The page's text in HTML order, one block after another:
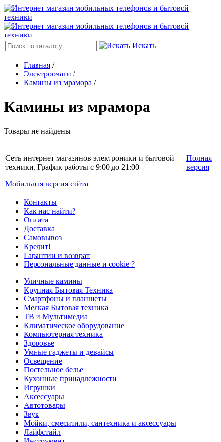
Искать
Главная /
Электроочаги /
Камины из мрамора /
Камины из мрамора
Товары не найдены
Сеть интернет магазинов электроники и бытовой
техники. График работы с 9:00 до 21:00
Мобильная версия сайта
Полная
версия
Контакты
Как нас найти?
Оплата
Доставка
Самовывоз
Кредит!
Гарантии и возврат
Персональные данные и cookie ?
Уличные камины
Крупная Бытовая Техника
Смартфоны и планшеты
Мелкая Бытовая техника
ТВ и Мультимедиа
Климатическое оборудование
Компьютерная техника
Здоровье
Умные гаджеты и девайсы
Освещение
Постельное белье
Кухонные принадлежности
Игрушки
Аксессуары
Автотовары
Звук
Мойки, смеситили, сантехника и аксессуары
Лайфстайл